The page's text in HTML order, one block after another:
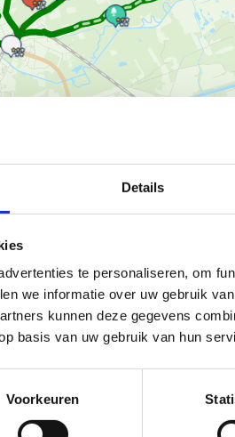
Details
te personaliseren, om
we informatie over uw gebruik
kunnen deze gegevens
basis van uw gebruik van hun
Voorkeuren
of een ervaren loper,
en een pittige
km, grotendeels
van 42 km, die je door